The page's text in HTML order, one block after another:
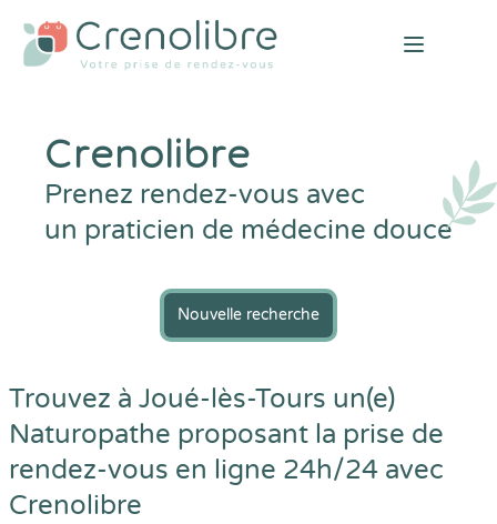
Open
Crenolibre
Prenez rendez-vous avec
un praticien de médecine douce
Nouvelle recherche
Trouvez à Joué-lès-Tours un(e)
Naturopathe proposant la prise de
rendez-vous en ligne 24h/24 avec
Crenolibre